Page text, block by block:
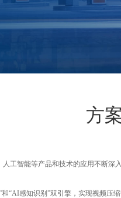
方
工智能等产品和技术的应用不断深
“AI感知识别”双引擎，实现视频